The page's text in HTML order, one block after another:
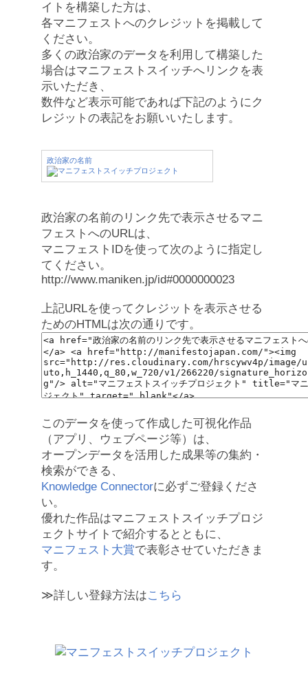
イトを構築した方は、
各マニフェストへのクレジットを掲載して
ください。
多くの政治家のデータを利用して構築した
場合はマニフェストスイッチへリンクを表
示いただき、
数件など表示可能であれば下記のようにク
レジットの表記をお願いいたします。
政治家の名前
政治家の名前のリンク先で表示させるマニ
フェストへのURLは、
マニフェストIDを使って次のように指定し
てください。
http://www.maniken.jp/id#0000000023
上記URLを使ってクレジットを表示させる
ためのHTMLは次の通りです。
このデータを使って作成した可視化作品
（アプリ、ウェブページ等）は、
オープンデータを活用した成果等の集約・
検索ができる、
Knowledge Connectorに必ずご登録くださ
い。
優れた作品はマニフェストスイッチプロジ
ェクトサイトで紹介するとともに、
マニフェスト大賞で表彰させていただきま
す。
≫詳しい登録方法はこちら